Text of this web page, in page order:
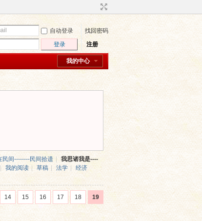
自动登录
找回密码
登录 注册
我的中心
民间--------民间拾遗
我思诸我是----
我的阅读 | 草稿 法学
经济
14 15 16 17 18 19